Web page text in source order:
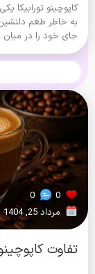
کاپوچینو تورابیکا
به خاطر طعم
جای خود را در میان
0
0
مرداد 25, 1404
تفاوت